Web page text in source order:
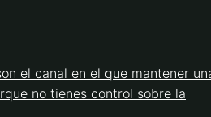
el canal en el que mantener
no tienes control sobre la